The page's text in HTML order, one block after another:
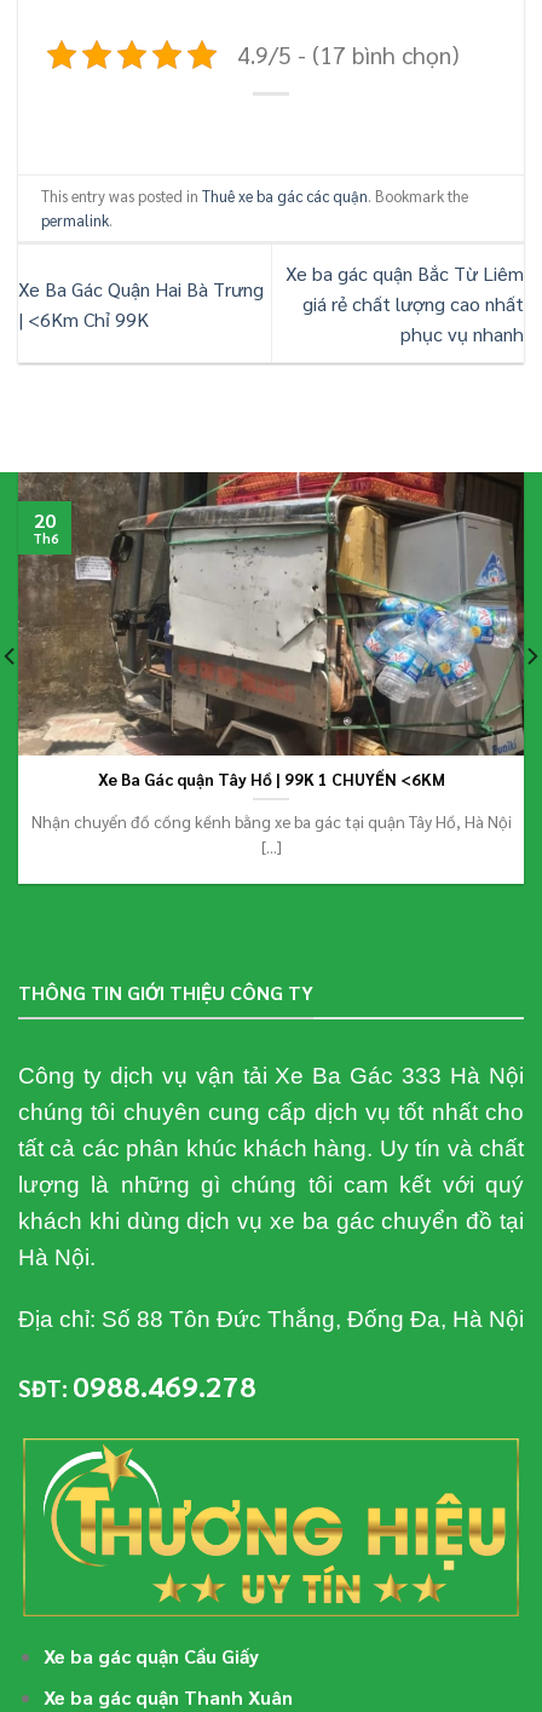
4.9/5 - (17 bình chọn)
This entry was posted inThuê xe ba gác các quận . Bookmark the
permalink
Xe Ba Gác Quận Hai Bà Trưng
| <6Km Chỉ 99K
Xe ba gác quận Bắc Từ Liêm
giá rẻ chất lượng cao nhất
phục vụ nhanh
Xe Ba Gác quận Tây Hồ | 99K 1 CHUYẾN <6KM
Nhận chuyển đồ cồng kềnh bằng xe ba gác tại quận Tây Hồ, Hà Nội
[...]
20
Th6
THÔNG TIN GIỚI THIỆU CÔNG TY
Công ty dịch vụ vận tải Xe Ba Gác 333 Hà Nội
chúng tôi chuyên cung cấp dịch vụ tốt nhất cho
tất cả các phân khúc khách hàng. Uy tín và chất
lượng là những gì chúng tôi cam kết với quý
khách khi dùng dịch vụ xe ba gác chuyển đồ tại
Hà Nội.
Địa chỉ: Số 88 Tôn Đức Thắng, Đống Đa, Hà Nội
SĐT: 0988.469.278
Xe ba gác quận Cầu Giấy
Xe ba gác quận Thanh Xuân